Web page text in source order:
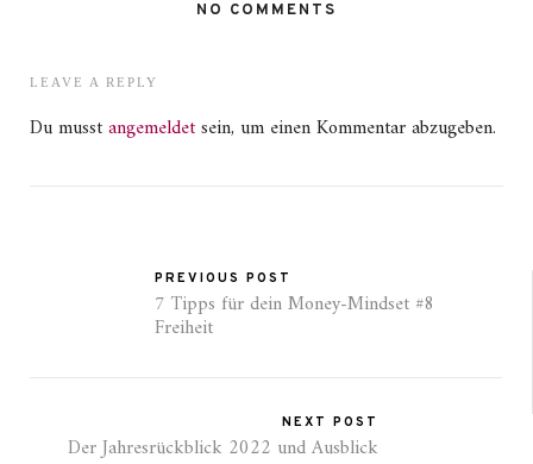
NO COMMENTS
LEAVE A REPLY
Du musstangemeldetsein, um einen Kommentar abzugeben.
PREVIOUS POST
7 Tipps für dein Money-Mindset #8
Freiheit
NEXT POST
Der Jahresrückblick 2022 und Ausblick